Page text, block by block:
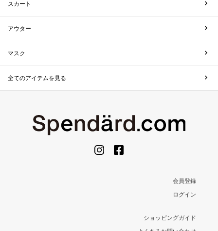
スカート
アウター
マスク
全てのアイテムを見る
会員登録
ログイン
ショッピングガイド